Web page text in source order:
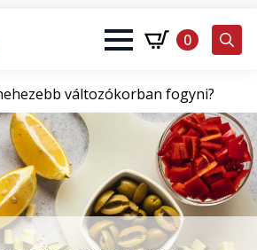
0
változókorban fogyni?